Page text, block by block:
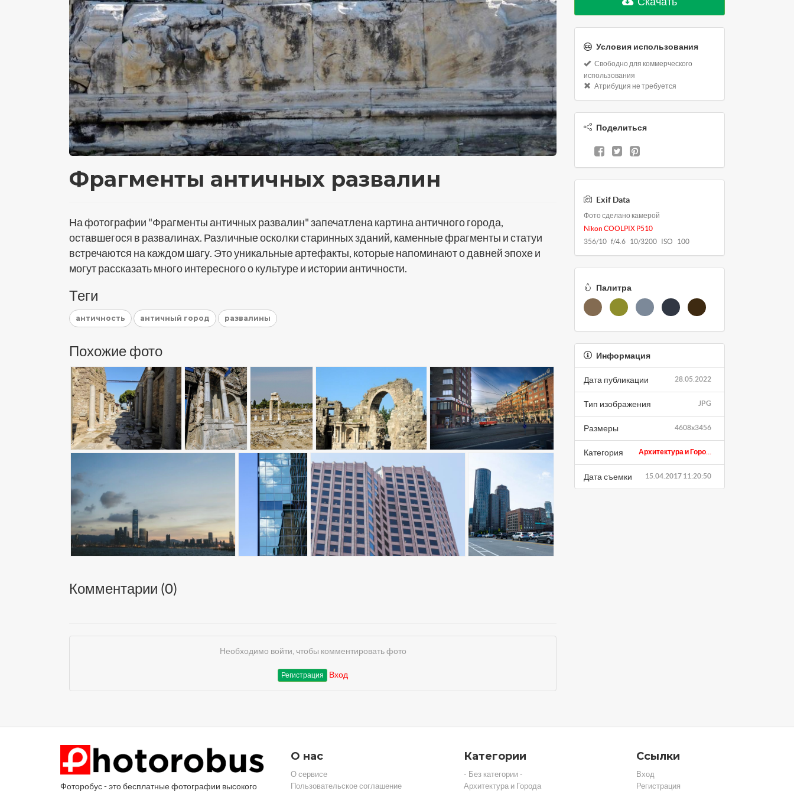
Фрагменты античных развалин
На фотографии "Фрагменты античных развалин" запечатлена картина античного города,
оставшегося в развалинах. Различные осколки старинных зданий, каменные фрагменты и статуи
встречаются на каждом шагу. Это уникальные артефакты, которые напоминают о давней эпохе и
могут рассказать много интересного о культуре и истории античности.
Теги
античность античный город развалины
Похожие фото
Комментарии (0)
Необходимо войти, чтобы комментировать фото
Регистрация Вход
Условия использования
Свободно для коммерческого
использования
Атрибуция не требуется
Поделиться
Exif Data
Фото сделано камерой
Nikon COOLPIX P510
356/10 f/4.6 10/3200 ISO 100
Палитра
Информация
28.05.2022
Дата публикации
JPG
Тип изображения
4608x3456
Размеры
Архитектура и Горо...
Категория
15.04.2017 11:20:50
Дата съемки
Фоторобус - это бесплатные фотографии высокого
О нас
О сервисе
Пользовательское соглашение
Категории
- Без категории -
Архитектура и Города
Ссылки
Вход
Регистрация